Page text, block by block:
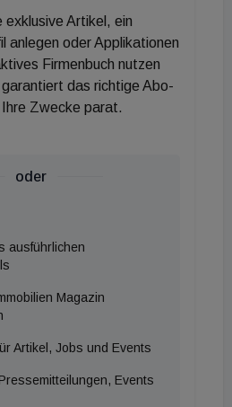
zu den attraktivsten und
Wiens. Wir freuen uns
Gründerzeithaus durch eine
Die Akquisition der
unseres nachhaltigen
Wohnungsmarkt und
Wachstumskurses“, erklärt
Director der Savoir Vivre
sowie den
exklusive Artikel, ein
anlegen oder Applikationen
Firmenbuch nutzen
das richtige Abo-
Zwecke parat.
oder
ausführlichen
Magazin
Artikel, Jobs und Events
Events